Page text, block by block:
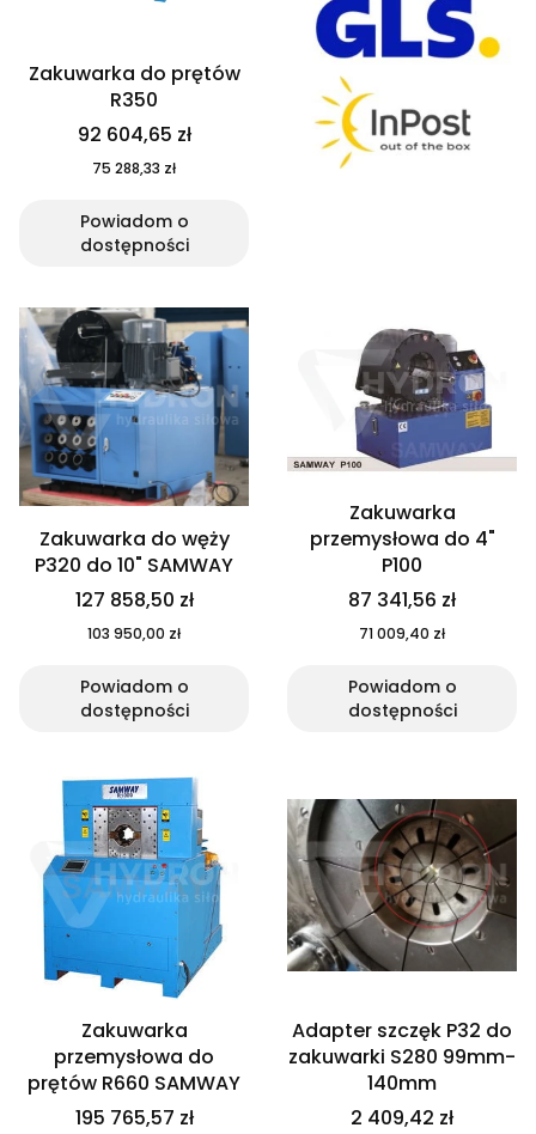
Zakuwarka do prętów
R350
92 604,65 zł
75 288,33 zł
Powiadom o
dostępności
Zakuwarka do węży
P320 do 10" SAMWAY
127 858,50 zł
103 950,00 zł
Powiadom o
dostępności
Zakuwarka
przemysłowa do 4"
P100
87 341,56 zł
71 009,40 zł
Powiadom o
dostępności
Zakuwarka
przemysłowa do
prętów R660 SAMWAY
195 765,57 zł
Adapter szczęk P32 do
zakuwarki S280 99mm-
140mm
2 409,42 zł